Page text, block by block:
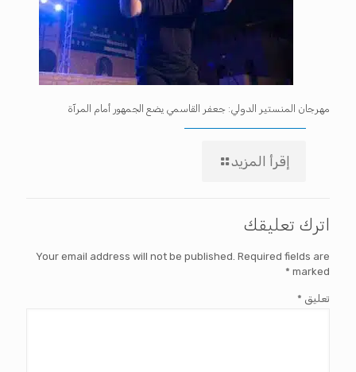
مهرجان المنستير الدولي: جعفر القاسمي يضع الجمهور أمام المرآة
إقرأ المزيد
اترك تعليقك
Your email address will not be published. Required fields are
marked
*
تعليق *